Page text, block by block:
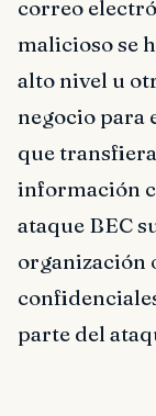
correo
malicioso se
alto nivel u
negocio para
que
información
ataque BEC
organización
parte del